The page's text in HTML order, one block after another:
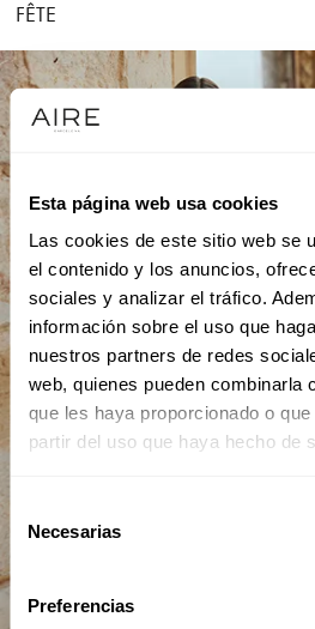
Esta página web usa cookies
Las cookies de este sitio web se
el contenido y los anuncios,
sociales y analizar el tráfico.
información sobre el uso que
nuestros partners de redes
web, quienes pueden combinarla
que les haya proporcionado o
partir del uso que haya hecho de
Necesarias
Preferencias
FÊTE